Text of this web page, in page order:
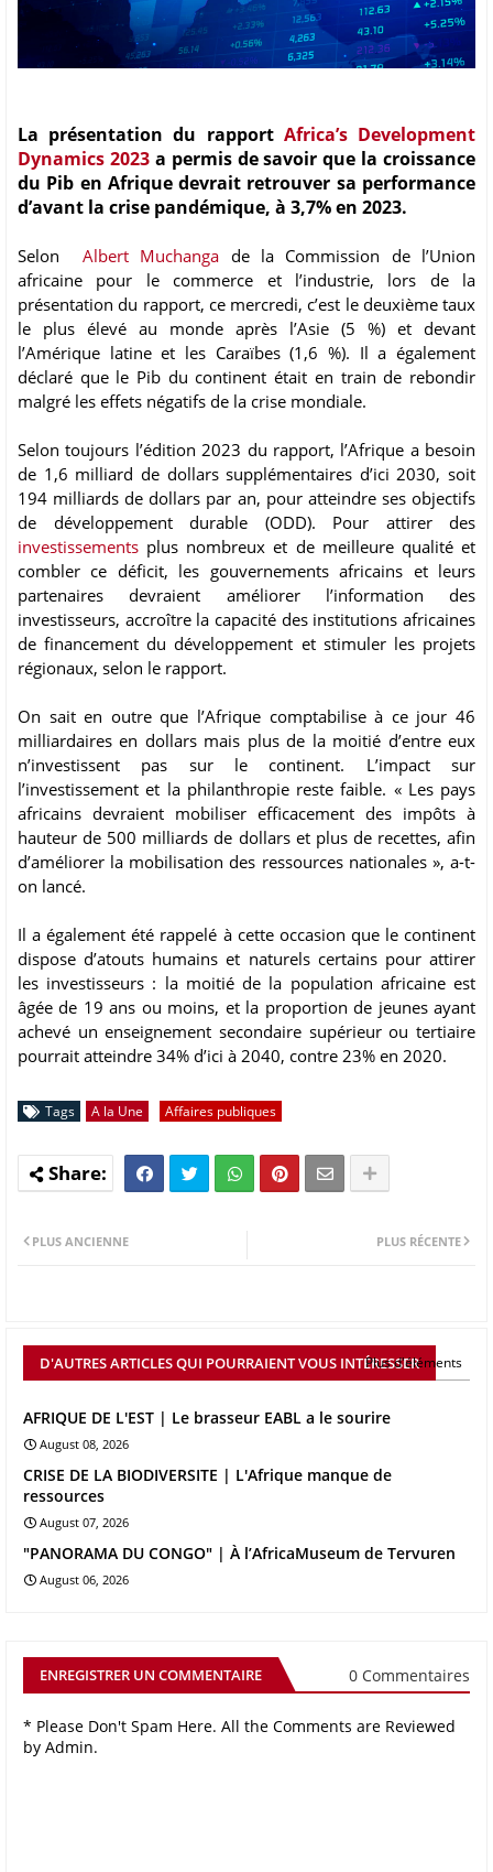
La présentation du rapport Africa’s Development
Dynamics 2023a permis de savoir que la croissance
du Pib en Afrique devrait retrouver sa performance
d’avant la crise pandémique, à 3,7% en 2023.
Selon Albert Muchanga de la Commission de l’Union
africaine pour le commerce et l’industrie, lors de la
présentation du rapport, ce mercredi, c’est le deuxième taux
le plus élevé au monde après l’Asie (5 %) et devant
l’Amérique latine et les Caraïbes (1,6 %). Il a également
déclaré que le Pib du continent était en train de rebondir
malgré les effets négatifs de la crise mondiale.
Selon toujours l’édition 2023 du rapport, l’Afrique a besoin
de 1,6 milliard de dollars supplémentaires d’ici 2030, soit
194 milliards de dollars par an, pour atteindre ses objectifs
de développement durable (ODD). Pour attirer des
investissements plus nombreux et de meilleure qualité et
combler ce déficit, les gouvernements africains et leurs
partenaires devraient améliorer l’information des
investisseurs, accroître la capacité des institutions africaines
de financement du développement et stimuler les projets
régionaux, selon le rapport.
On sait en outre que l’Afrique comptabilise à ce jour 46
milliardaires en dollars mais plus de la moitié d’entre eux
n’investissent pas sur le continent. L’impact sur
l’investissement et la philanthropie reste faible. « Les pays
africains devraient mobiliser efficacement des impôts à
hauteur de 500 milliards de dollars et plus de recettes, afin
d’améliorer la mobilisation des ressources nationales », a-t-
on lancé.
Il a également été rappelé à cette occasion que le continent
dispose d’atouts humains et naturels certains pour attirer
les investisseurs : la moitié de la population africaine est
âgée de 19 ans ou moins, et la proportion de jeunes ayant
achevé un enseignement secondaire supérieur ou tertiaire
pourrait atteindre 34% d’ici à 2040, contre 23% en 2020.
Tags A la Une Affaires publiques
PLUS RÉCENTE
PLUS ANCIENNE
D'AUTRES ARTICLES QUI POURRAIENT VOUS INTÉRESSER
Plus d'éléments
AFRIQUE DE L'EST | Le brasseur EABL a le sourire
August 08, 2026
CRISE DE LA BIODIVERSITE | L'Afrique manque de
ressources
August 07, 2026
"PANORAMA DU CONGO" | À l’AfricaMuseum de Tervuren
August 06, 2026
ENREGISTRER UN COMMENTAIRE 0 Commentaires
* Please Don't Spam Here. All the Comments are Reviewed
by Admin.